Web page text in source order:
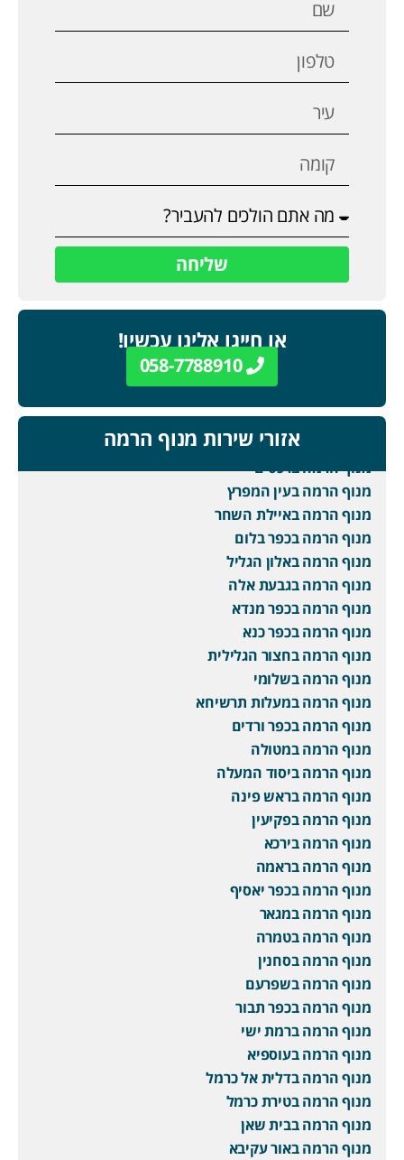
שליחה
או חייגו אלינו עכשיו!
058-7788910
אזורי שירות מנוף הרמה
מנוף הרמה ברכסים
מנוף הרמה בעין המפרץ
מנוף הרמה באיילת השחר
מנוף הרמה בכפר בלום
מנוף הרמה באלון הגליל
מנוף הרמה בגבעת אלה
מנוף הרמה בכפר מנדא
מנוף הרמה בכפר כנא
מנוף הרמה בחצור הגלילית
מנוף הרמה בשלומי
מנוף הרמה במעלות תרשיחא
מנוף הרמה בכפר ורדים
מנוף הרמה במטולה
מנוף הרמה ביסוד המעלה
מנוף הרמה בראש פינה
מנוף הרמה בפקיעין
מנוף הרמה בירכא
מנוף הרמה בראמה
מנוף הרמה בכפר יאסיף
מנוף הרמה במגאר
מנוף הרמה בטמרה
מנוף הרמה בסחנין
מנוף הרמה בשפרעם
מנוף הרמה בכפר תבור
מנוף הרמה ברמת ישי
מנוף הרמה בעוספיא
מנוף הרמה בדלית אל כרמל
מנוף הרמה בטירת כרמל
מנוף הרמה בבית שאן
מנוף הרמה באור עקיבא